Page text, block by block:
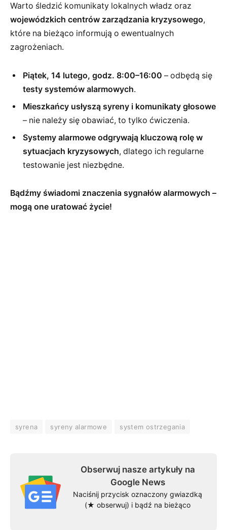
Warto śledzić komunikaty lokalnych władz oraz
wojewódzkich centrów zarządzania kryzysowego,
które na bieżąco informują o ewentualnych
zagrożeniach.
Piątek, 14 lutego, godz. 8:00–16:00 – odbędą się
testy systemów alarmowych.
Mieszkańcy usłyszą syreny i komunikaty głosowe
– nie należy się obawiać, to tylko ćwiczenia.
Systemy alarmowe odgrywają kluczową rolę w
sytuacjach kryzysowych, dlatego ich regularne
testowanie jest niezbędne.
Bądźmy świadomi znaczenia sygnałów alarmowych –
mogą one uratować życie!
syrena syreny alarmowe system ostrzegania
Obserwuj nasze artykuły na
Google News
Naciśnij przycisk oznaczony gwiazdką
(★ obserwuj) i bądź na bieżąco